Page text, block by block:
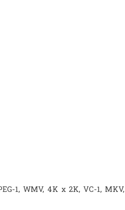
1, WMV, 4K x 2K, VC-1, MKV,